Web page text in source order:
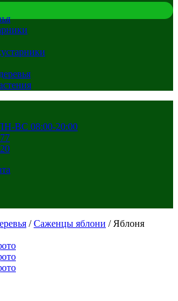
ВС 08:00-20:00
/Саженцы яблони / Яблоня